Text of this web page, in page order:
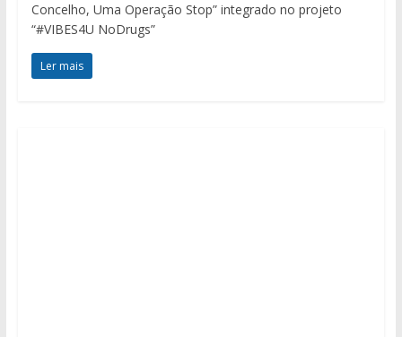
Concelho, Uma Operação Stop” integrado no projeto
“#VIBES4U NoDrugs”
Ler mais